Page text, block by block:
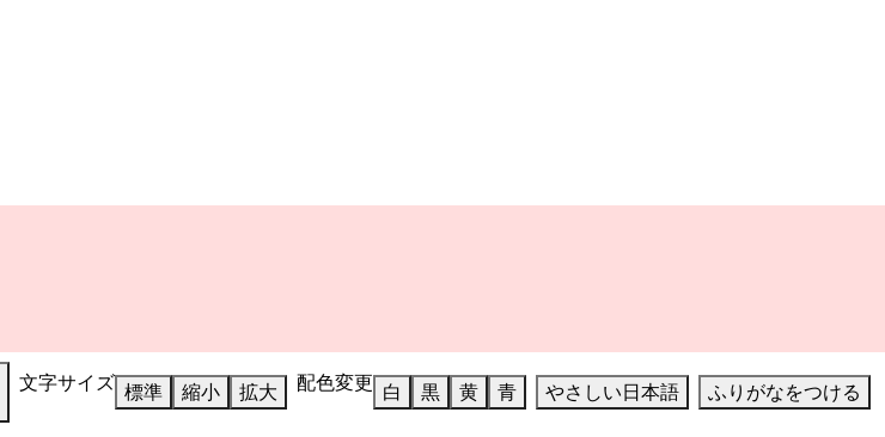
文字サイズ 標準 縮小 拡大 配色変更 白 黒 黄 青 やさしい日本語 ふりがなをつける